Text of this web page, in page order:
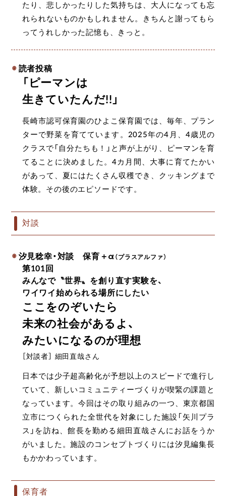
たり、悲しかったりした気持ちは、大人になっても忘
れられないものかもしれません。きちんと謝ってもら
ってうれしかった記憶も、きっと。
読者投稿
「ピーマンは
生きていたんだ!!」
長崎市認可保育園のひよこ保育園では、毎年、プラン
ターで野菜を育てています。2025年の4月、4歳児の
クラスで「自分たちも！」と声が上がり、ピーマンを育
てることに決めました。4カ月間、大事に育てたかい
があって、夏にはたくさん収穫でき、クッキングまで
体験。その後のエピソードです。
対談
汐見稔幸・対談 保育＋α （プラスアルファ）
第101回
みんなで〝世界〟を創り直す実験を、
ワイワイ始められる場所にしたい
ここをのぞいたら
未来の社会があるよ、
みたいになるのが理想
［対談者］ 細田直哉さん
日本では少子超高齢化が予想以上のスピードで進行し
ていて、新しいコミュニティーづくりが喫緊の課題と
なっています。今回はその取り組みの一つ、東京都国
立市につくられた全世代を対象にした施設「矢川プラ
ス」を訪ね、館長を勤める細田直哉さんにお話をうか
がいました。施設のコンセプトづくりには汐見編集長
もかかわっています。
保育者